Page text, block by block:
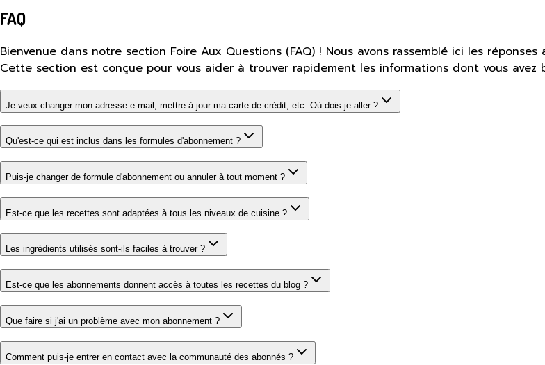
FAQ
Bienvenue dans notre section Foire Aux Questions (FAQ) ! Nous avons rassemblé ici les
Cette section est conçue pour vous aider à trouver rapidement les informations dont vous avez
Je veux changer mon adresse e-mail, mettre à jour ma carte de crédit, etc. Où dois-je aller ?
Qu'est-ce qui est inclus dans les formules d'abonnement ?
Puis-je changer de formule d'abonnement ou annuler à tout moment ?
Est-ce que les recettes sont adaptées à tous les niveaux de cuisine ?
Les ingrédients utilisés sont-ils faciles à trouver ?
Est-ce que les abonnements donnent accès à toutes les recettes du blog ?
Que faire si j'ai un problème avec mon abonnement ?
Comment puis-je entrer en contact avec la communauté des abonnés ?